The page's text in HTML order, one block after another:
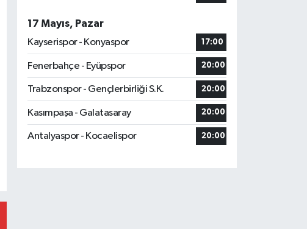
17 Mayıs, Pazar
Kayserispor - Konyaspor
17:00
Fenerbahçe - Eyüpspor 20:00
Trabzonspor - Gençlerbirliği S.K. 20:00
Kasımpaşa - Galatasaray 20:00
Antalyaspor - Kocaelispor 20:00